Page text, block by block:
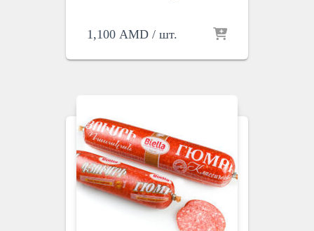
1,100 AMD / шт.